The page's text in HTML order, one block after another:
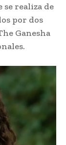
se realiza de
por dos
Ganesha